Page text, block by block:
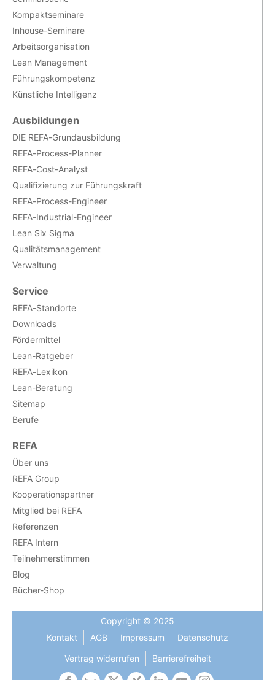
Kompaktseminare
Inhouse-Seminare
Arbeitsorganisation
Lean Management
Führungskompetenz
Künstliche Intelligenz
Ausbildungen
DIE REFA-Grundausbildung
REFA-Process-Planner
REFA-Cost-Analyst
Qualifizierung zur Führungskraft
REFA-Process-Engineer
REFA-Industrial-Engineer
Lean Six Sigma
Qualitätsmanagement
Verwaltung
Service
REFA-Standorte
Downloads
Fördermittel
Lean-Ratgeber
REFA-Lexikon
Lean-Beratung
Sitemap
Berufe
REFA
Über uns
REFA Group
Kooperationspartner
Mitglied bei REFA
Referenzen
REFA Intern
Teilnehmerstimmen
Blog
Bücher-Shop
Copyright © 2025
Kontakt
AGB Impressum
Datenschutz
Vertrag widerrufen
Barrierefreiheit